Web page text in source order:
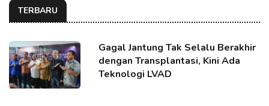
TERBARU
Gagal Jantung Tak Selalu Berakhir
dengan Transplantasi, Kini Ada
Teknologi LVAD